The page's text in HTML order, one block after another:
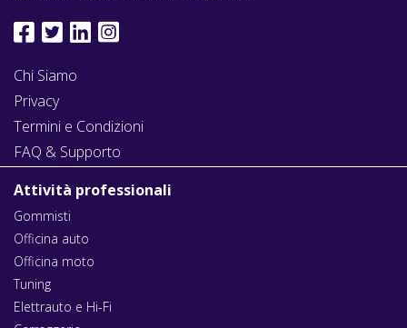
Chi Siamo
Privacy
Termini e Condizioni
FAQ & Supporto
Attività professionali
Gommisti
Officina auto
Officina moto
Tuning
Elettrauto e Hi-Fi